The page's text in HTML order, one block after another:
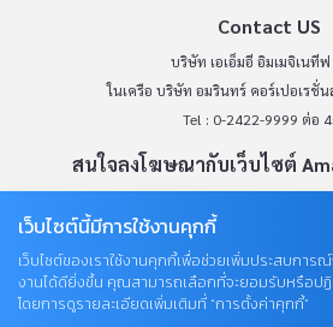
(จันทร์ - ศุกร์ เวลา 09.00 -
bdcx@amarin.co.th
Privacy Policy
OUR
เว็บไซต์นี้มีการใช้งานคุกกี้
เว็บไซต์ของเราใช้งานคุกกี้เพื่อช่วยเพิ่มประสบการ
งานได้ดียิ่งขึ้น คุณสามารถเลือกที่จะยอมรับหรือปฏิ
โดยการดูรายละเอียดเพิ่มเติมที่ “การตั้งค่าคุกกี้”